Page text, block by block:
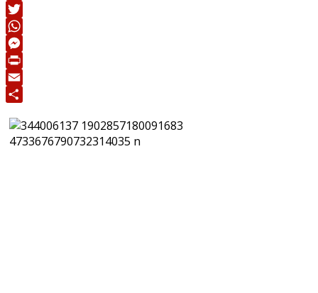
Facebook
Twitter
WhatsApp
Messenger
Print
Email